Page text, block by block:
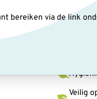
bereiken via de link
Veilig